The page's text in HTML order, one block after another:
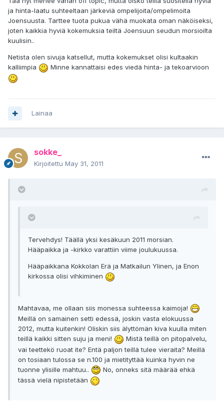
ja hinta-laatu suhteeltaan järkeviä ompelijoita/ompelimoita
Joensuusta. Tarttee tuota pukua vähä muokata oman näköiseksi,
joten kaikkia hyviä kokemuksia teiltä Joensuun seudun morsioilta
kuulisin..
Netista olen sivuja katsellut, mutta kokemukset olisi kultaakin
kalliimpia
Minne kannattaisi edes viedä hinta- ja tekoarvioon
Lainaa
sokke_
Kirjoitettu May 31, 2011
Tervehdys! Täällä yksi kesäkuun 2011 morsian.
Hääpaikka ja -kirkko varattiin viime joulukuussa.
Hääpaikkana Kokkolan Erä ja Matkailun Ylinen, ja Enon
kirkossa olisi vihkiminen
Mahtavaa, me ollaan siis monessa suhteessa kaimoja!
Meillä on samainen setti edessä, joskin vasta elokuussa
2012, mutta kuitenkin! Oliskin siis älyttömän kiva kuulla miten
teillä kaikki sitten suju ja meni!
Mistä teillä on pitopalvelu,
vai teettekö ruoat ite? Entä paljon teillä tulee vieraita? Meillä
on tosiaan tulossa se n.100 ja mietityttää kuinka hyvin ne
tuonne ylisille mahtuu..
No, onneks sitä määrää ehkä
tässä vielä nipistetään